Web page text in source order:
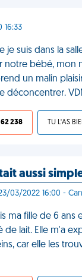
16:33
je suis dans la
notre bébé, mon
un malin
déconcentrer.
62 238
aussi
03/2022 16:00 -
ma fille de 6 ans
de lait. Elle m'a
car elle les